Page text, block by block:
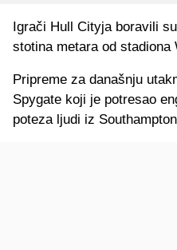
Igrači Hull Cityja boravili
stotina metara od stadiona
Pripreme za današnju
Spygate koji je potresao
poteza ljudi iz